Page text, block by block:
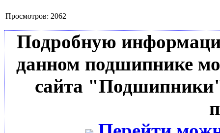
Просмотров: 2062
Подробную
данном подшипнике
сайта